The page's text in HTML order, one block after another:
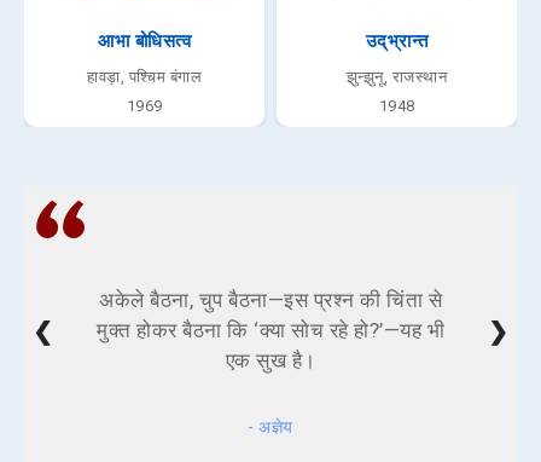
आभा बोधिसत्व
हावड़ा, पश्चिम बंगाल
1969
उद्‌भ्रान्त
झुन्झुनू, राजस्थान
1948
अकेले बैठना, चुप बैठना—इस प्रश्न की चिंता से
मुक्त होकर बैठना कि ‘क्या सोच रहे हो?’—यह भी
एक सुख है।
- अज्ञेय
❮ ❯